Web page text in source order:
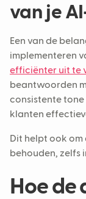
van je
Een van de
implementeren
efficiënter uit te
beantwoorden
consistente
klanten
Dit helpt ook
behouden, zelfs
Hoe de